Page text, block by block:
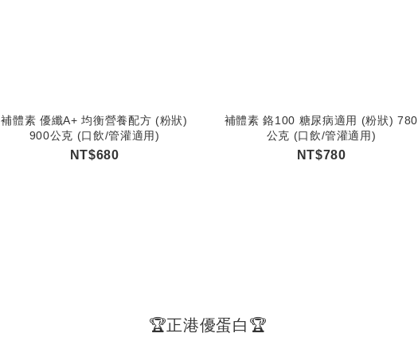
補體素 優纖A+ 均衡營養配方 (粉狀)
900公克 (口飲/管灌適用)
NT$680
補體素 鉻100 糖尿病適用 (粉狀) 780
公克 (口飲/管灌適用)
NT$780
🏆正港優蛋白🏆